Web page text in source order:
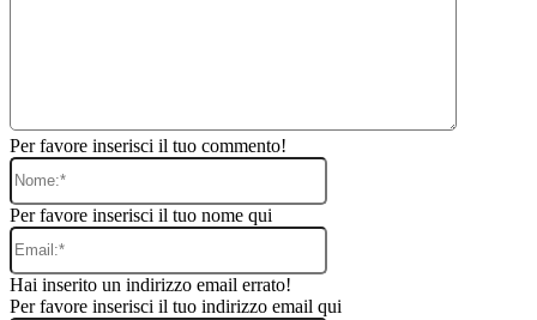
Per favore inserisci il tuo commento!
Nome:*
Per favore inserisci il tuo nome qui
Email:*
Hai inserito un indirizzo email errato!
Per favore inserisci il tuo indirizzo email qui